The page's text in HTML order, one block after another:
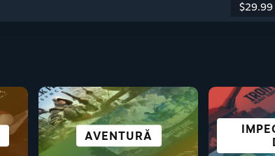
$29.99
AVENTURĂ
LUPTE TOATE
ROMANE VIZUALE
LUME DESCHISĂ